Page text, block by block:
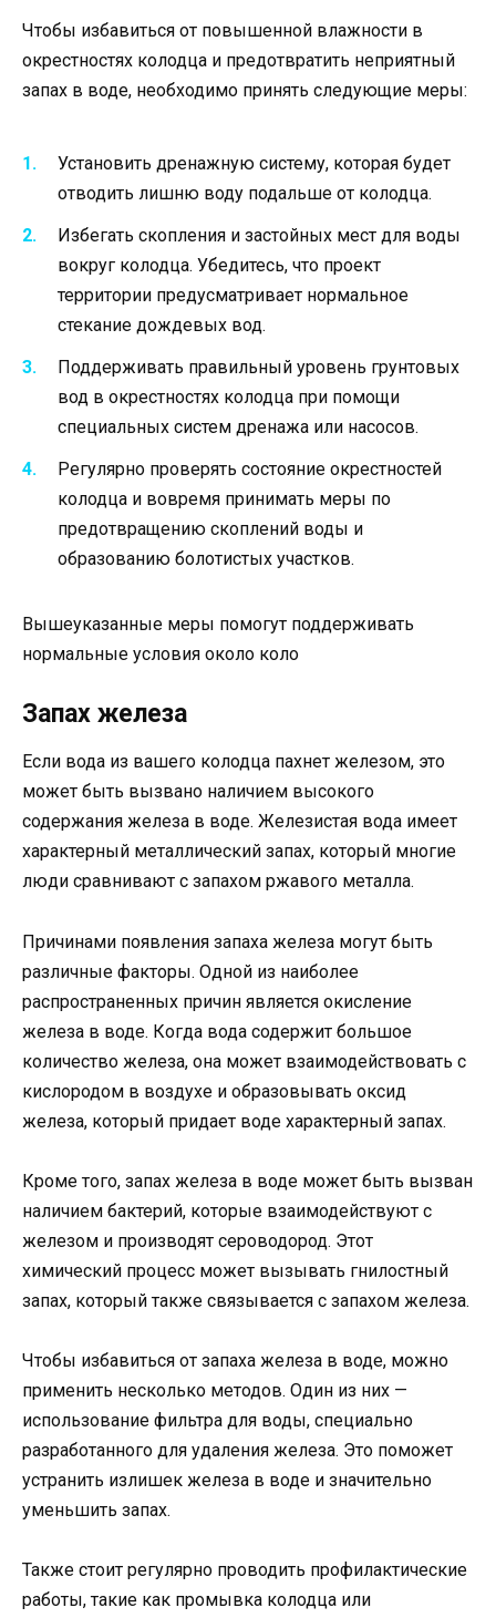
Чтобы избавиться от повышенной влажности в
окрестностях колодца и предотвратить неприятный
запах в воде, необходимо принять следующие меры:
Установить дренажную систему, которая будет
отводить лишню воду подальше от колодца.
Избегать скопления и застойных мест для воды
вокруг колодца. Убедитесь, что проект
территории предусматривает нормальное
стекание дождевых вод.
Поддерживать правильный уровень грунтовых
вод в окрестностях колодца при помощи
специальных систем дренажа или насосов.
Регулярно проверять состояние окрестностей
колодца и вовремя принимать меры по
предотвращению скоплений воды и
образованию болотистых участков.
Вышеуказанные меры помогут поддерживать
нормальные условия около коло
Запах железа
Если вода из вашего колодца пахнет железом, это
может быть вызвано наличием высокого
содержания железа в воде. Железистая вода имеет
характерный металлический запах, который многие
люди сравнивают с запахом ржавого металла.
Причинами появления запаха железа могут быть
различные факторы. Одной из наиболее
распространенных причин является окисление
железа в воде. Когда вода содержит большое
количество железа, она может взаимодействовать с
кислородом в воздухе и образовывать оксид
железа, который придает воде характерный запах.
Кроме того, запах железа в воде может быть вызван
наличием бактерий, которые взаимодействуют с
железом и производят сероводород. Этот
химический процесс может вызывать гнилостный
запах, который также связывается с запахом железа.
Чтобы избавиться от запаха железа в воде, можно
применить несколько методов. Один из них —
использование фильтра для воды, специально
разработанного для удаления железа. Это поможет
устранить излишек железа в воде и значительно
уменьшить запах.
Также стоит регулярно проводить профилактические
работы, такие как промывка колодца или